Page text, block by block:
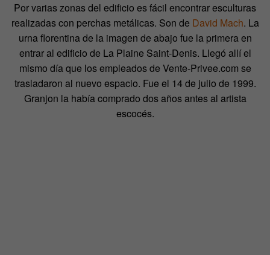
Por varias zonas del edificio es fácil encontrar esculturas
realizadas con perchas metálicas. Son de David Mach. La
urna florentina de la imagen de abajo fue la primera en
entrar al edificio de La Plaine Saint-Denis. Llegó allí el
mismo día que los empleados de Vente-Privee.com se
trasladaron al nuevo espacio. Fue el 14 de julio de 1999.
Granjon la había comprado dos años antes al artista
escocés.